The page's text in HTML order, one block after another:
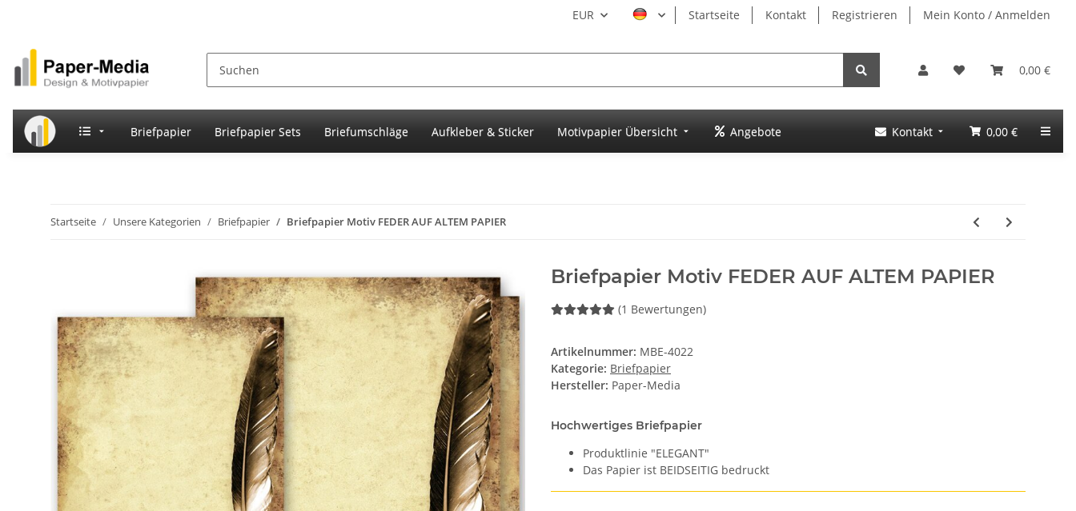
EUR Startseite Kontakt Registrieren Mein Konto / Anmelden
0,00 €
Briefpapier Briefpapier Sets Briefumschläge Aufkleber & Sticker Motivpapier Übersicht Angebote Kontakt 0,00 €
Startseite Unsere Kategorien Briefpapier Briefpapier Motiv FEDER AUF ALTEM PAPIER
Briefpapier Motiv FEDER AUF ALTEM PAPIER
(1 Bewertungen)
Artikelnummer: MBE-4022
Kategorie: Briefpapier
Hersteller: Paper-Media
Hochwertiges Briefpapier
Produktlinie "ELEGANT"
Das Papier ist BEIDSEITIG bedruckt